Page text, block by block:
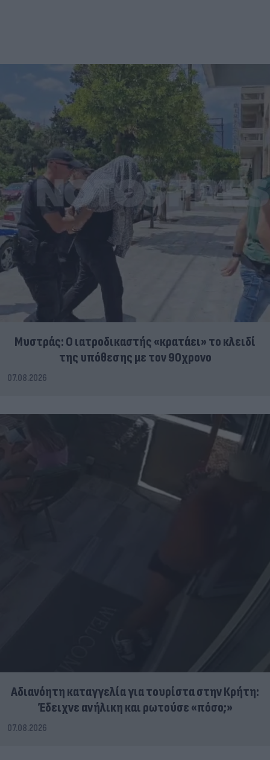
Μυστράς: Ο ιατροδικαστής «κρατάει» το κλειδί
της υπόθεσης με τον 90χρονο
07.08.2026
Αδιανόητη καταγγελία για τουρίστα στην Κρήτη:
Έδειχνε ανήλικη και ρωτούσε «πόσο;»
07.08.2026